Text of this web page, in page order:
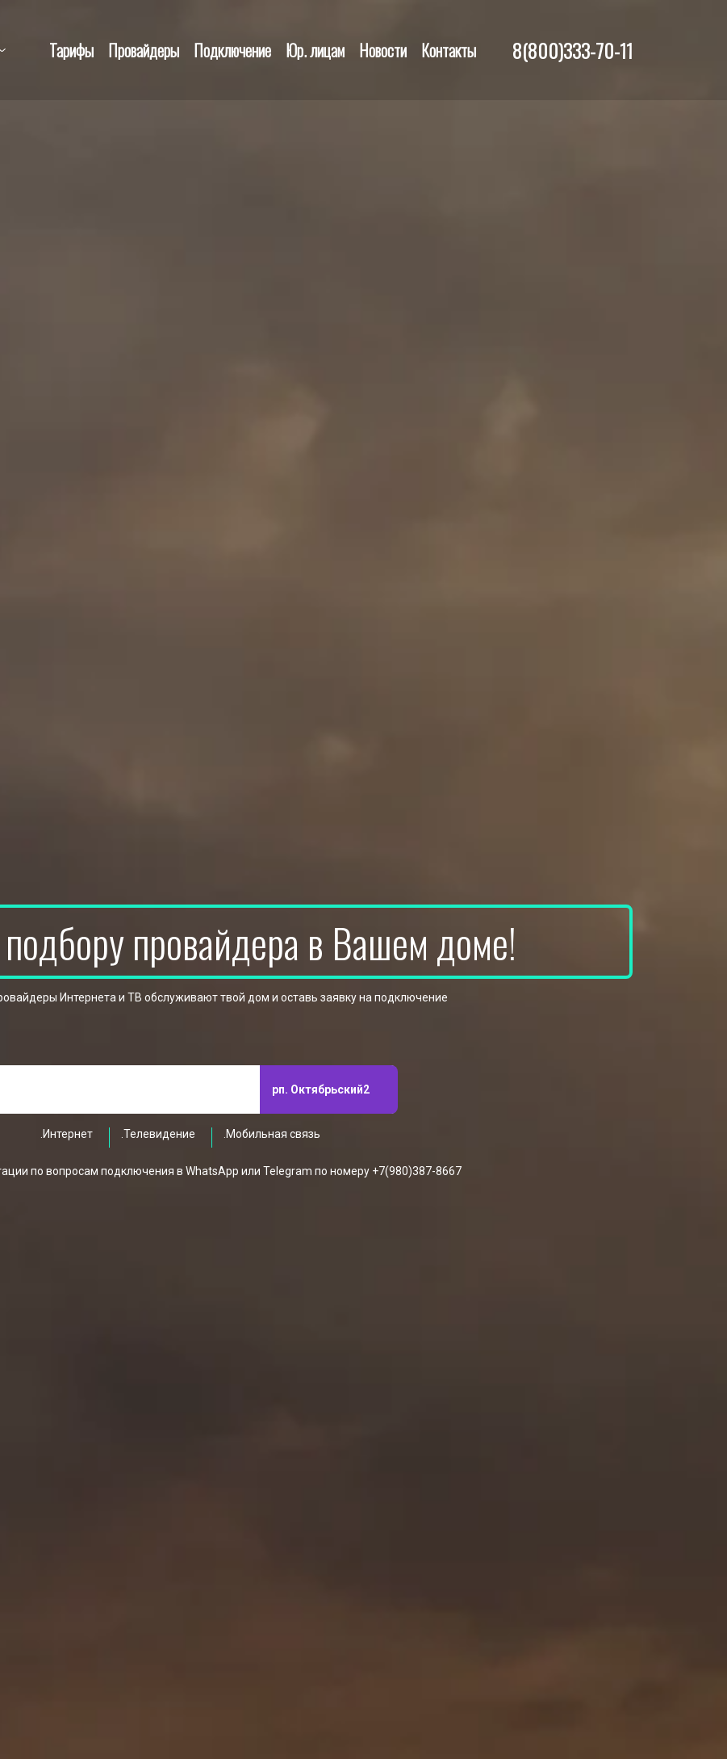
Тарифы Провайдеры Подключение Юр. лицам Новости Контакты 8(800)333-70-11
провайдера в Вашем доме!
Интернета и ТВ обслуживают твой дом и оставь заявку на подключение
рп. Октябрьский2
.Интернет .Телевидение .Мобильная связь
по вопросам подключения в WhatsApp или Telegram по номеру +7(980)387-8667